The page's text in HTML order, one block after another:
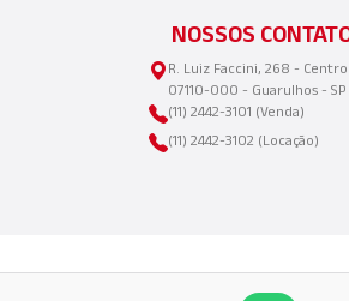
NOSSOS
R. Luiz Faccini, 268 - Centro
07110-000 - Guarulhos - SP
(11) 2442-3101 (Venda)
(11) 2442-3102 (Locação)